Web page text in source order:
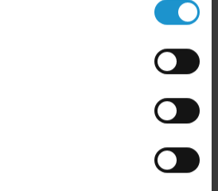
GPS-klockan, kaffekokaren
Lägg i varukorg